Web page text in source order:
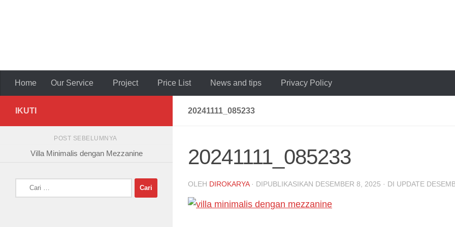
Home Our Service Project Price List News and tips Privacy Policy
20241111_085233
20241111_085233
OLEH DIROKARYA · DIPUBLIKASIKAN DESEMBER 8, 2025 · DI UPDATE
IKUTI
POST SEBELUMNYA
Villa Minimalis dengan Mezzanine
untuk: